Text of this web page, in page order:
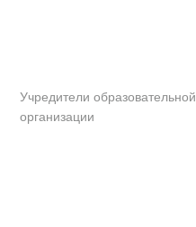
Учредители образовательной
организации